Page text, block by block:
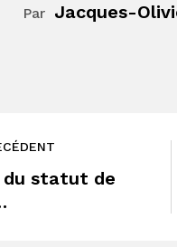
Par Jacques-
du statut de